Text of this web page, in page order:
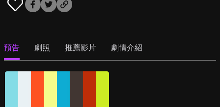
預告 劇照 推薦影片 劇情介紹